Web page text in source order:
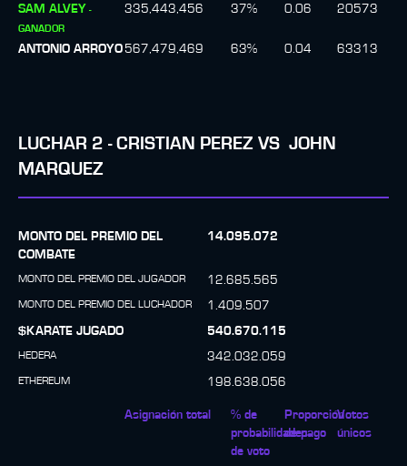
SAM ALVEY -
GANADOR
335,443,456 37% 0.06 20573
ANTONIO ARROYO 567,479,469 63% 0.04 63313
LUCHAR 2 - CRISTIAN PEREZ VS JOHN
MARQUEZ
MONTO DEL PREMIO DEL
COMBATE
14.095.072
MONTO DEL PREMIO DEL JUGADOR 12.685.565
MONTO DEL PREMIO DEL LUCHADOR
1.409.507
$KARATE JUGADO
540.670.115
HEDERA 342.032.059
ETHEREUM 198.638.056
Asignación total
% de
probabilidades
de voto
Proporción
de pago
Votos
únicos